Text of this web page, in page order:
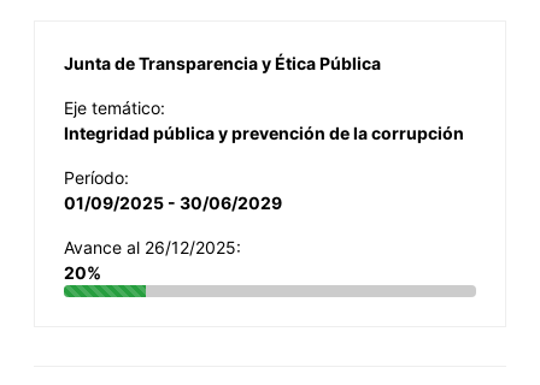
Junta de Transparencia y Ética Pública
Eje temático:
Integridad pública y prevención de la corrupción
Período:
01/09/2025 - 30/06/2029
Avance al 26/12/2025:
20%